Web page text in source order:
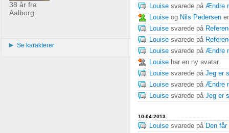
38 år fra
Aalborg
Se karakterer
Louise svarede på Ændre
Louise og Nils Pedersen
Louise svarede på
Louise svarede på
Louise svarede på Ændre
Louise har en ny avatar.
Louise svarede på Jeg er
Louise svarede på Ændre
Louise svarede på Jeg er
10-04-2013
Louise svarede på Den